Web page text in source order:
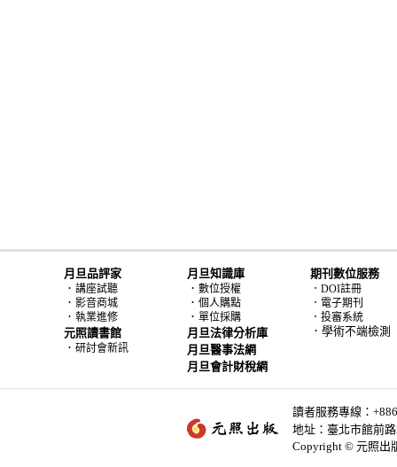
月旦品評家
． 講座試聽
． 影音商城
． 執業進修
元照讀書館
． 研討會新訊
月旦知識庫
． 數位授權
． 個人購點
． 單位採購
月旦法律分析庫
月旦醫事法網
月旦會計財稅網
期刊數位服務
．DOI註冊
．電子期刊
．投審系統
．學術不端檢測
讀者服務專線：
地址：臺北市館前
Copyright © 元照出